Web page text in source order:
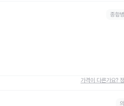
종합
가격이 다른가요?